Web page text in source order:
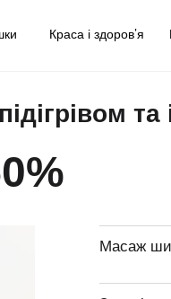
Краса і здоров’я
та
Масаж